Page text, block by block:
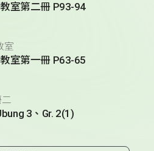
室第二冊 P93-94
室
室第一冊 P63-65
3、Gr. 2(1)